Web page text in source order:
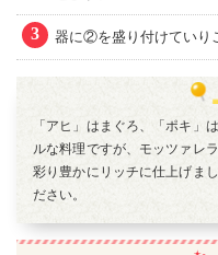
3 器に②を盛り付けていり
「アヒ」はまぐろ、「ポキ」
ルな料理ですが、モッツァレ
彩り豊かにリッチに仕上げま
ださい。